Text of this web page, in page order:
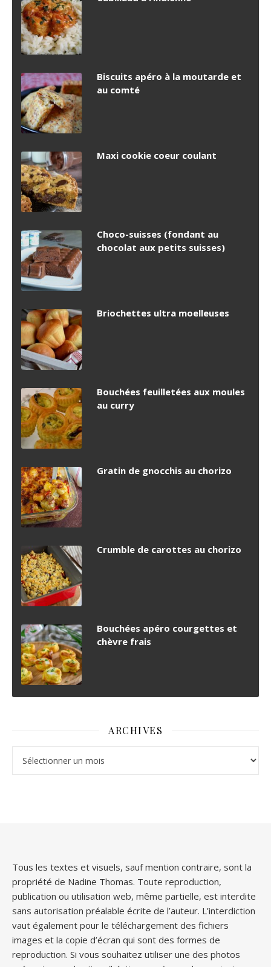
Biscuits apéro à la moutarde et
au comté
Maxi cookie coeur coulant
Choco-suisses (fondant au
chocolat aux petits suisses)
Briochettes ultra moelleuses
Bouchées feuilletées aux moules
au curry
Gratin de gnocchis au chorizo
Crumble de carottes au chorizo
Bouchées apéro courgettes et
chèvre frais
ARCHIVES
Tous les textes et visuels, sauf mention contraire, sont la
propriété de Nadine Thomas. Toute reproduction,
publication ou utilisation web, même partielle, est interdite
sans autorisation préalable écrite de l’auteur. L’interdiction
vaut également pour le téléchargement des fichiers
images et la copie d’écran qui sont des formes de
reproduction. Si vous souhaitez utiliser une des photos